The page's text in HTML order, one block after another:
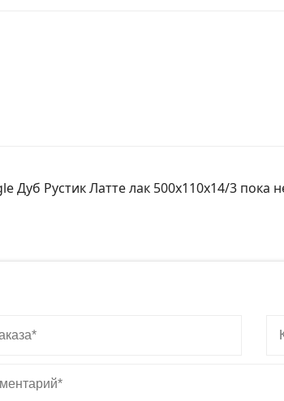
Дуб Рустик Латте лак 500х110х14/3 пока